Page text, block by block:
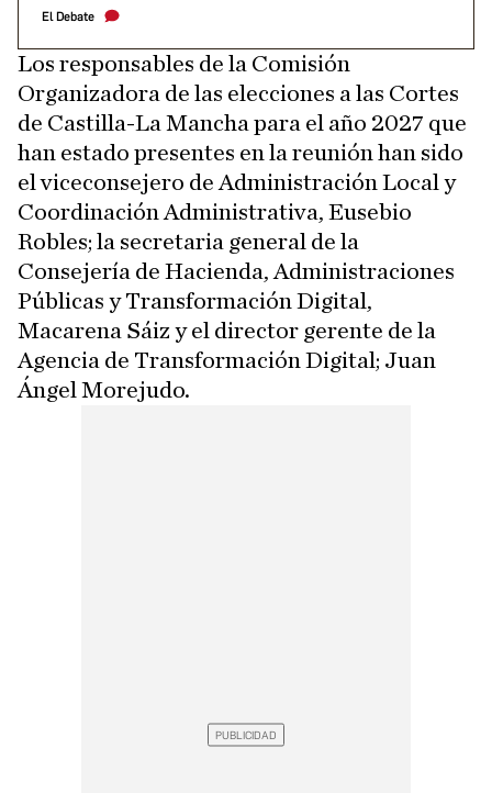
El Debate
Los responsables de la Comisión
Organizadora de las elecciones a las Cortes
de Castilla-La Mancha para el año 2027 que
han estado presentes en la reunión han sido
el viceconsejero de Administración Local y
Coordinación Administrativa, Eusebio
Robles; la secretaria general de la
Consejería de Hacienda, Administraciones
Públicas y Transformación Digital,
Macarena Sáiz y el director gerente de la
Agencia de Transformación Digital; Juan
Ángel Morejudo.